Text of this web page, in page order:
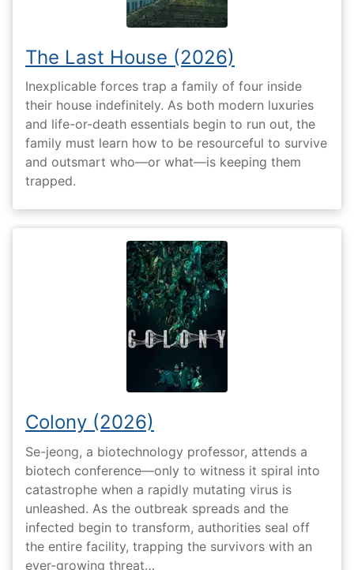
The Last House (2026)
Inexplicable forces trap a family of four inside
their house indefinitely. As both modern luxuries
and life-or-death essentials begin to run out, the
family must learn how to be resourceful to survive
and outsmart who—or what—is keeping them
trapped.
Colony (2026)
Se-jeong, a biotechnology professor, attends a
biotech conference—only to witness it spiral into
catastrophe when a rapidly mutating virus is
unleashed. As the outbreak spreads and the
infected begin to transform, authorities seal off
the entire facility, trapping the survivors with an
ever-growing threat…